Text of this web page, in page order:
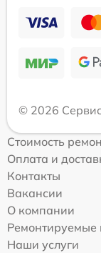
© 2026
Стоимость
Оплата и
Контакты
Вакансии
О компании
Ремонтируемые
Наши услуги